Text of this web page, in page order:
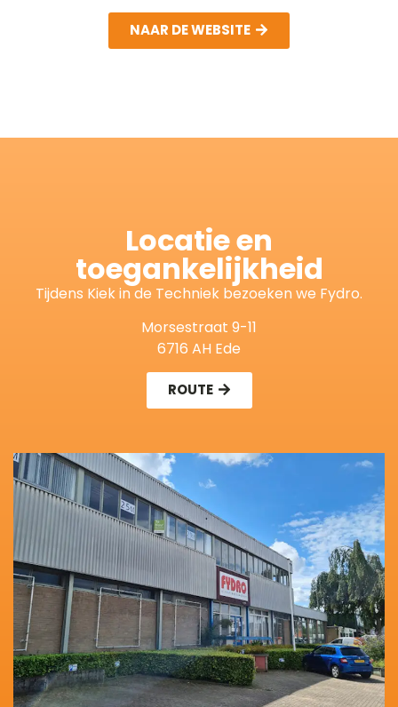
NAAR DE WEBSITE
Locatie en
toegankelijkheid
Tijdens Kiek in de Techniek bezoeken we Fydro.
Morsestraat 9-11
6716 AH Ede
ROUTE